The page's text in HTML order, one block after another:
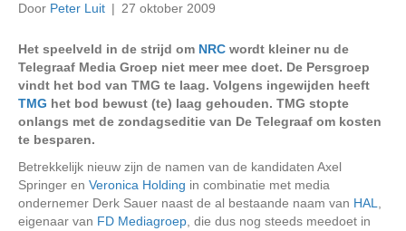
Door Peter Luit | 27 oktober 2009
Het speelveld in de strijd om NRC wordt kleiner nu de
Telegraaf Media Groep niet meer mee doet. De Persgroep
vindt het bod van TMG te laag. Volgens ingewijden heeft
TMG het bod bewust (te) laag gehouden. TMG stopte
onlangs met de zondagseditie van De Telegraaf om kosten
te besparen.
Betrekkelijk nieuw zijn de namen van de kandidaten Axel
Springer en Veronica Holding in combinatie met media
ondernemer Derk Sauer naast de al bestaande naam van HAL
eigenaar van FD Mediagroep , die dus nog steeds meedoet in